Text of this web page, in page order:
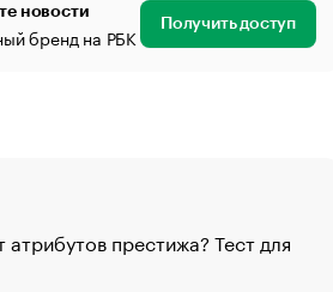
новости
бренд на РБК Получить доступ
престижа? Тест для